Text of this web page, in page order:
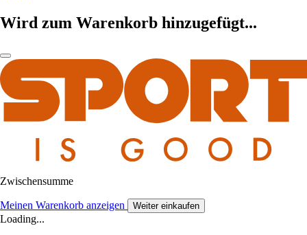
Wird zum Warenkorb hinzugefügt...
Zwischensumme
Meinen Warenkorb anzeigen Weiter einkaufen
Loading...